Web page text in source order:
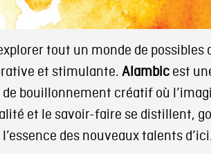
tout un monde de possibles
et stimulante. Alambicest
de bouillonnement créatif où
et le savoir-faire se distillent,
des nouveaux talents